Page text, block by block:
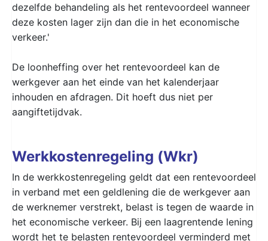
dezelfde behandeling als het rentevoordeel wanneer
deze kosten lager zijn dan die in het economische
verkeer.'
De loonheffing over het rentevoordeel kan de
werkgever aan het einde van het kalenderjaar
inhouden en afdragen. Dit hoeft dus niet per
aangiftetijdvak.
Werkkostenregeling (Wkr)
In de werkkostenregeling geldt dat een rentevoordeel
in verband met een geldlening die de werkgever aan
de werknemer verstrekt, belast is tegen de waarde in
het economische verkeer. Bij een laagrentende lening
wordt het te belasten rentevoordeel verminderd met